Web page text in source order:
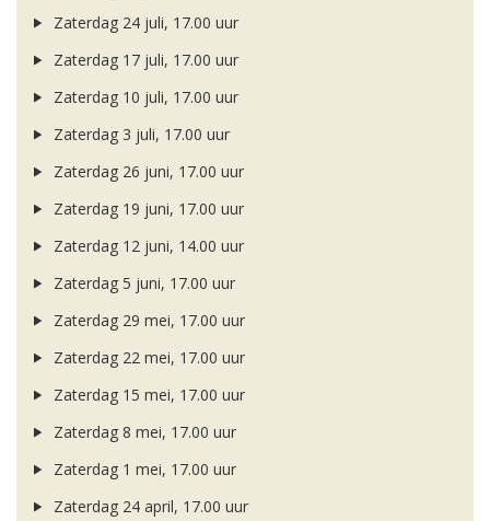
Zaterdag 24 juli, 17.00 uur
Zaterdag 17 juli, 17.00 uur
Zaterdag 10 juli, 17.00 uur
Zaterdag 3 juli, 17.00 uur
Zaterdag 26 juni, 17.00 uur
Zaterdag 19 juni, 17.00 uur
Zaterdag 12 juni, 14.00 uur
Zaterdag 5 juni, 17.00 uur
Zaterdag 29 mei, 17.00 uur
Zaterdag 22 mei, 17.00 uur
Zaterdag 15 mei, 17.00 uur
Zaterdag 8 mei, 17.00 uur
Zaterdag 1 mei, 17.00 uur
Zaterdag 24 april, 17.00 uur